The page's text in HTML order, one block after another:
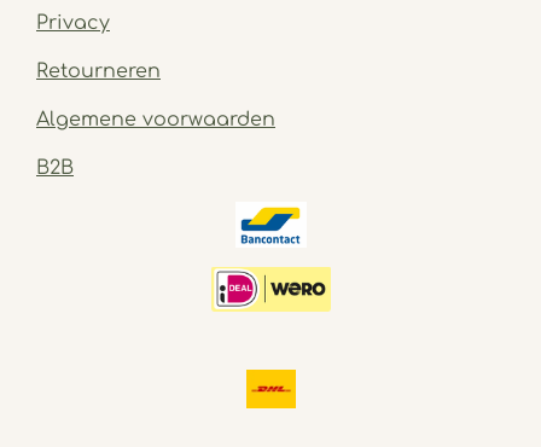
Privacy
Retourneren
Algemene voorwaarden
B2B